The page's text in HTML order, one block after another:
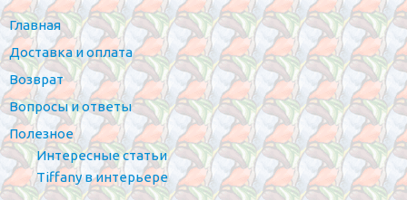
Главная
Доставка и оплата
Возврат
Вопросы и ответы
Полезное
Интересные статьи
Tiffany в интерьере